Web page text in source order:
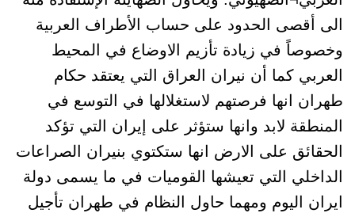
الى أقصى الحدود على حساب الأطراف العربية
وخصوصاً في زيادة تأزيم الاوضاع في المحيط
العربي كما أن نيران العراق التي يعتقد حكام
طهران انها فرصتهم لاستغلالها في التوسع في
المنطقة لابد وانها ستؤثر على إيران التي تؤكد
الحقائق على الارض انها ستكتوي بنيران الصراعات
الداخلي التي تعيشها القوميات في ما يسمى دولة
ايران اليوم ومهما حاول النظام في طهران تأجيل